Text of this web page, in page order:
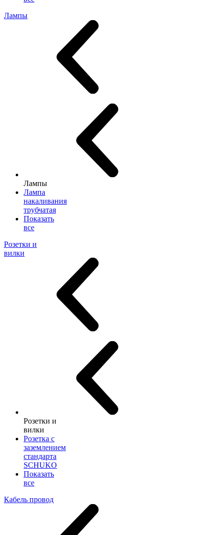
Лампы
Лампы
Лампа
накаливания
трубчатая
Показать
все
Розетки и
вилки
Розетки и
вилки
Розетка с
заземлением
стандарта
SCHUKO
Показать
все
Кабель провод